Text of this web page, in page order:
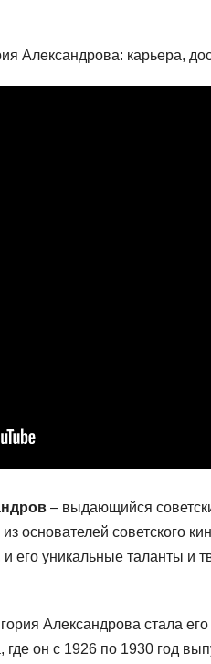
– выдающийся
основателей советского
его уникальные таланты и
Александрова стала
он с 1926 по 1930 год